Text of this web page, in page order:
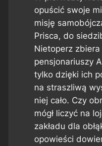
opuścić swoje
misję
Prisca, do
Nietoperz zbiera
pensjonariuszy
tylko dzięki ich
na straszliwą
niej cało. Czy
mógł liczyć na
zakładu dla
opowieści